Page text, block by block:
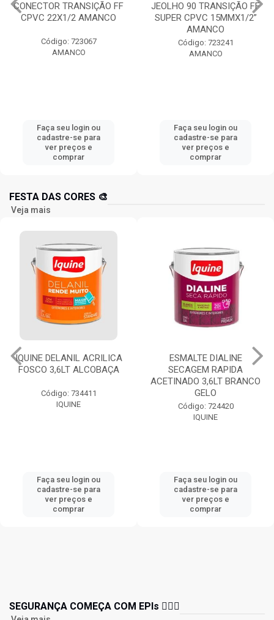
CONECTOR TRANSIÇÃO FF
CPVC 22X1/2 AMANCO
Código: 723067
AMANCO
Faça seu login ou
cadastre-se para
ver preços e
comprar
JEOLHO 90 TRANSIÇÃO FF
SUPER CPVC 15MMX1/2”
AMANCO
Código: 723241
AMANCO
Faça seu login ou
cadastre-se para
ver preços e
comprar
FESTA DAS CORES 🎨
Veja mais
IQUINE DELANIL ACRILICA
FOSCO 3,6LT ALCOBAÇA
Código: 734411
IQUINE
Faça seu login ou
cadastre-se para
ver preços e
comprar
ESMALTE DIALINE
SECAGEM RAPIDA
ACETINADO 3,6LT BRANCO
GELO
Código: 724420
IQUINE
Faça seu login ou
cadastre-se para
ver preços e
comprar
SEGURANÇA COMEÇA COM EPIs 👷🏻‍♂️